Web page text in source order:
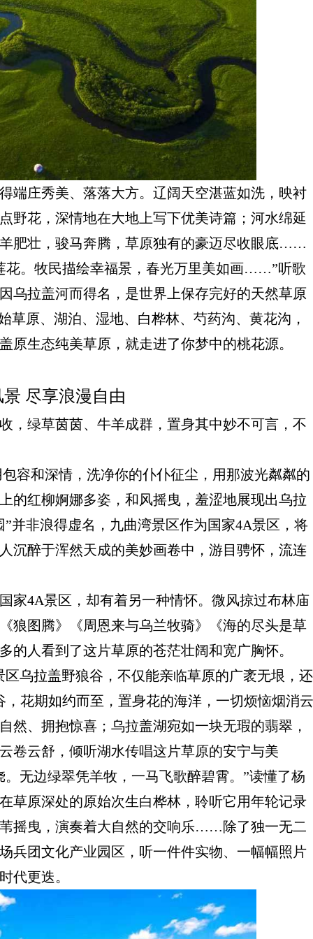
庄秀美、落落大方。辽阔天空湛蓝如洗，映衬
野花，深情地在大地上写下优美诗篇；河水绵延
肥壮，骏马奔腾，草原独有的豪迈尽收眼底……
。牧民描绘幸福景，春光万里美如画……”听歌
乌拉盖河而得名，是世界上保存完好的天然草原
草原、湖泊、湿地、白桦林、芍药沟、黄花沟，
原生态纯美草原，就走进了你梦中的桃花源。
尽享浪漫自由
，绿草茵茵、牛羊成群，置身其中妙不可言，不
容和深情，洗净你的仆仆征尘，用那波光粼粼的
的红柳婀娜多姿，和风摇曳，羞涩地展现出乌拉
”并非浪得虚名，九曲湾景区作为国家4A景区，将
沉醉于浑然天成的美妙画卷中，游目骋怀，流连
家4A景区，却有着另一种情怀。微风掠过布林庙
狼图腾》《周恩来与乌兰牧骑》《海的尽头是草
的人看到了这片草原的苍茫壮阔和宽广胸怀。
区乌拉盖野狼谷，不仅能亲临草原的广袤无垠，还
，花期如约而至，置身花的海洋，一切烦恼烟消云
然、拥抱惊喜；乌拉盖湖宛如一块无瑕的翡翠，
卷云舒，倾听湖水传唱这片草原的安宁与美
无边绿翠凭羊牧，一马飞歌醉碧霄。 ”读懂了杨
草原深处的原始次生白桦林，聆听它用年轮记录
摇曳，演奏着大自然的交响乐……除了独一无二
兵团文化产业园区，听一件件实物、一幅幅照片
代更迭。